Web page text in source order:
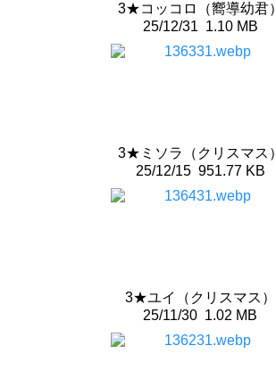
3★コッコロ（嚮導幼君）
25/12/31 1.10 MB
3★ミソラ（クリスマス）
25/12/15951.77 KB
3★ユイ（クリスマス）
25/11/30 1.02 MB